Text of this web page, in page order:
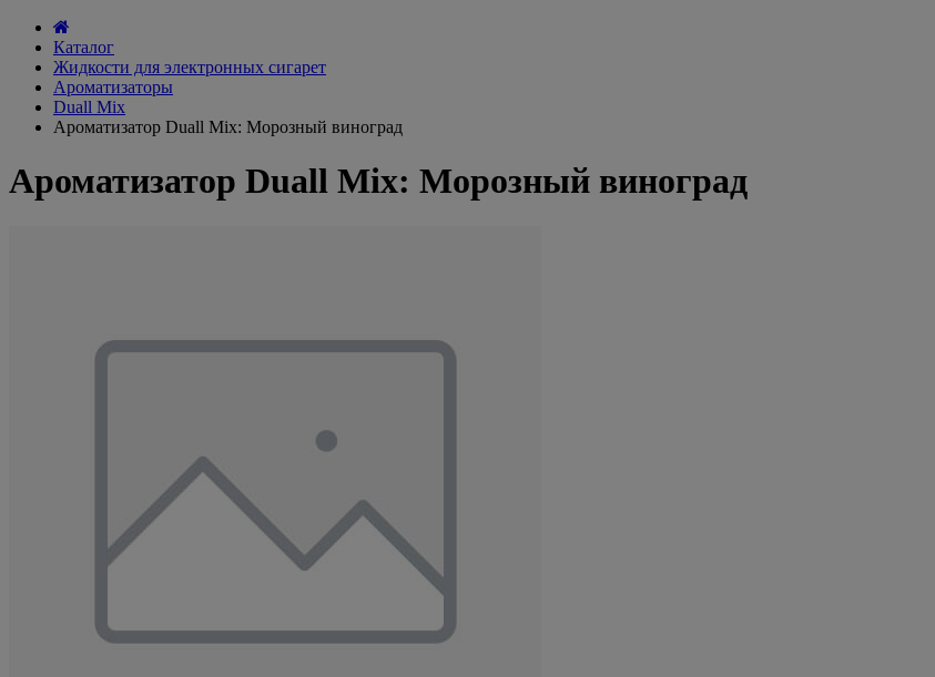
Каталог
Жидкости для электронных сигарет
Ароматизаторы
Duall Mix
Ароматизатор Duall Mix: Морозный виноград
Ароматизатор Duall Mix: Морозный виноград